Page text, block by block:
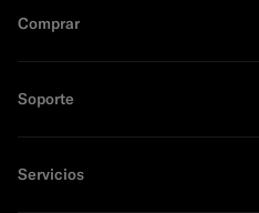
Comprar
Soporte
Servicios